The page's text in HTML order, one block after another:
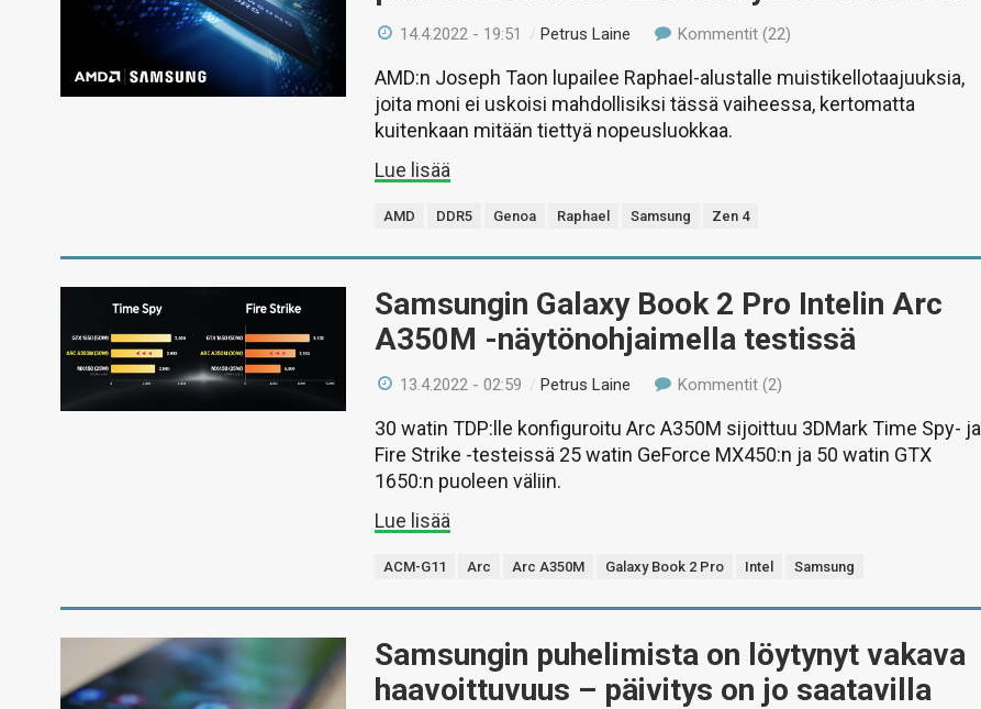
14.4.2022 - 19:51 /Petrus Laine Kommentit (22)
AMD:n Joseph Taon lupailee Raphael-alustalle muistikellotaajuuksia,
joita moni ei uskoisi mahdollisiksi tässä vaiheessa, kertomatta
kuitenkaan mitään tiettyä nopeusluokkaa.
Lue lisää
AMD DDR5 Genoa Raphael Samsung Zen 4
Samsungin Galaxy Book 2 Pro Intelin Arc
A350M -näytönohjaimella testissä
13.4.2022 - 02:59 /Petrus Laine Kommentit (2)
30 watin TDP:lle konfiguroitu Arc A350M sijoittuu 3DMark Time Spy- ja
Fire Strike -testeissä 25 watin GeForce MX450:n ja 50 watin GTX
1650:n puoleen väliin.
Lue lisää
ACM-G11 Arc Arc A350M Galaxy Book 2 Pro Intel Samsung
Samsungin puhelimista on löytynyt vakava
haavoittuvuus – päivitys on jo saatavilla